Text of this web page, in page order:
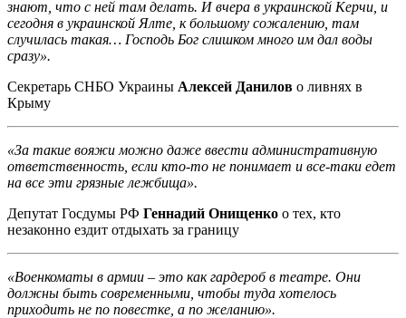
знают, что с ней там делать. И вчера в украинской Керчи, и
сегодня в украинской Ялте, к большому сожалению, там
случилась такая… Господь Бог слишком много им дал воды
сразу».
Секретарь СНБО Украины Алексей Данилов о ливнях в
Крыму
«За такие вояжи можно даже ввести административную
ответственность, если кто-то не понимает и все-таки едет
на все эти грязные лежбища».
Депутат Госдумы РФ Геннадий Онищенко о тех, кто
незаконно ездит отдыхать за границу
«Военкоматы в армии – это как гардероб в театре. Они
должны быть современными, чтобы туда хотелось
приходить не по повестке, а по желанию».